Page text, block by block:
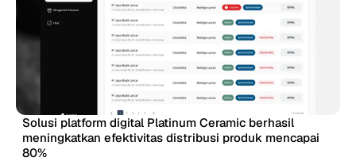
Solusi platform digital Platinum Ceramic berhasil
meningkatkan efektivitas distribusi produk mencapai
80%